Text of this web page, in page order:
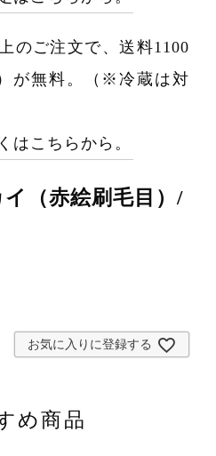
のご注文で、送料1100
が無料。（※冷蔵は対
はこちらから。
（赤絵刷毛目）/
お気に入りに登録する
め商品